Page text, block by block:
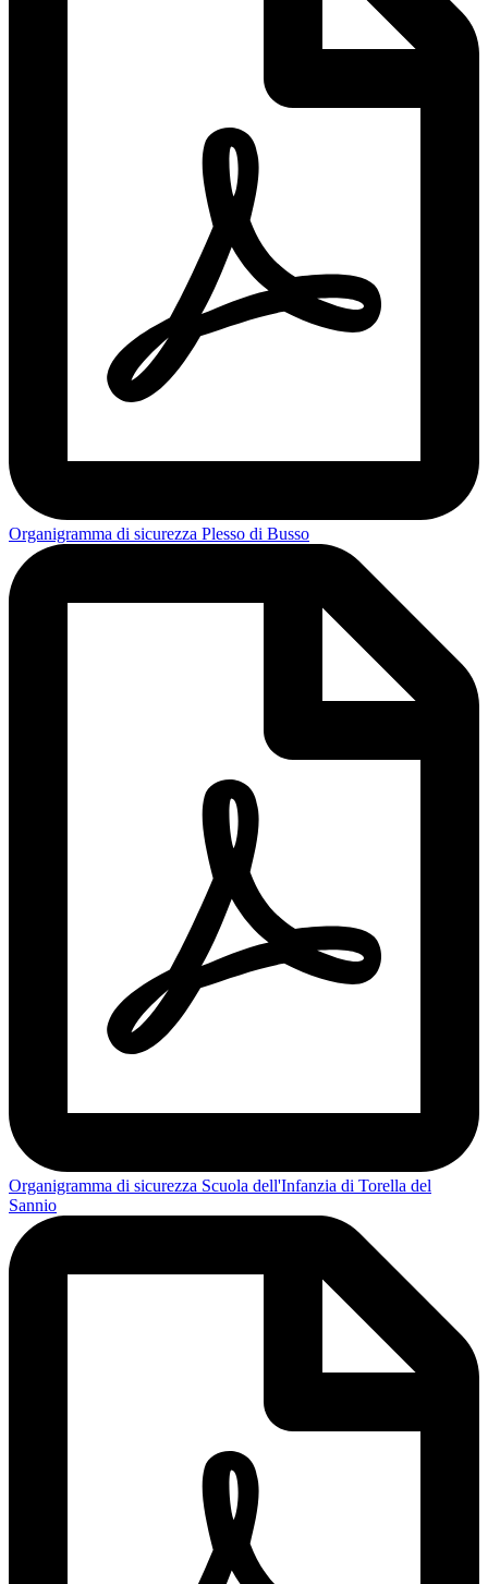
Organigramma di sicurezza Plesso di Busso
Organigramma di sicurezza Scuola dell'Infanzia di Torella del
Sannio